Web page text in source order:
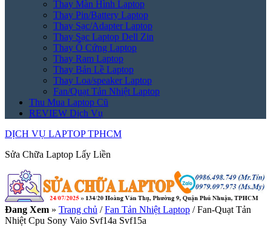
Thay Màn Hình Laptop
Thay Pin/Battery Laptop
Thay Sạc/Adapter Laptop
Thay Sạc Laptop Dell Zin
Thay Ổ Cứng Laptop
Thay Ram Laptop
Thay Bản Lề Laptop
Thay Loa/speaker Laptop
Fan/Quạt Tản Nhiệt Laptop
Thu Mua Laptop Cũ
REVIEW Dịch Vụ
DỊCH VỤ LAPTOP TPHCM
Sửa Chữa Laptop Lấy Liền
Đang Xem » Trang chủ / Fan Tản Nhiệt Laptop /Fan-Quạt Tản
Nhiệt Cpu Sony Vaio Svf14a Svf15a